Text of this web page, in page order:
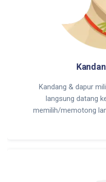
Kandang & dapur
langsung datang
memilih/memotong